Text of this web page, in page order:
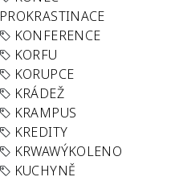
PROKRASTINACE
KONFERENCE
KORFU
KORUPCE
KRÁDEŽ
KRAMPUS
KREDITY
KRWAWÝKOLENO
KUCHYNĚ